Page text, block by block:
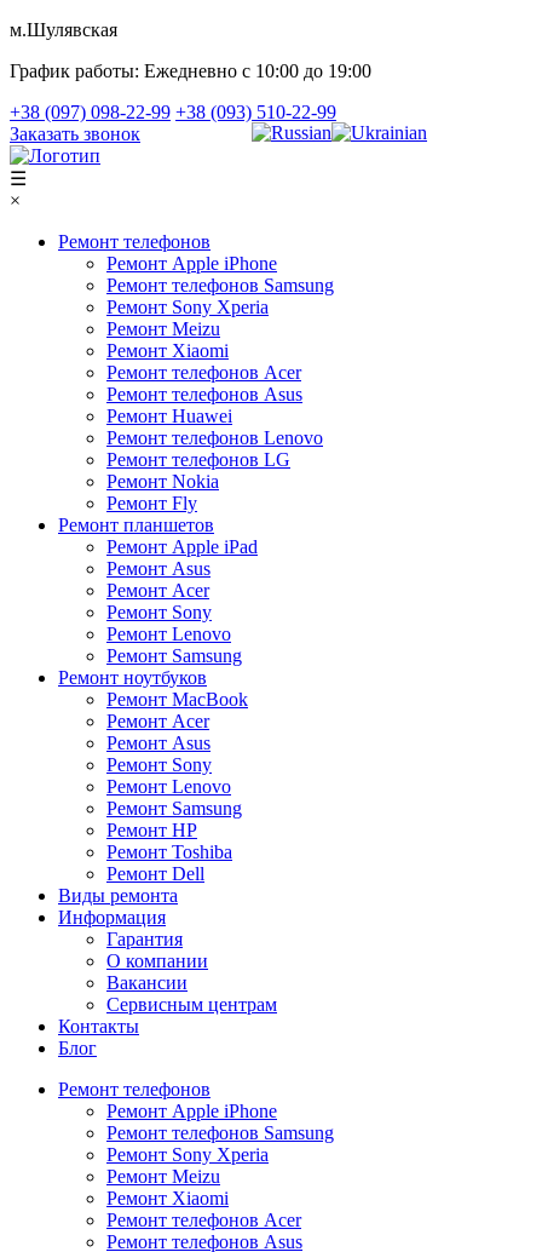
м.Шулявская
График работы: Ежедневно с 10:00 до 19:00
+38 (097) 098-22-99 +38 (093) 510-22-99
Заказать звонок
☰
×
Ремонт телефонов
Ремонт Apple iPhone
Ремонт телефонов Samsung
Ремонт Sony Xperia
Ремонт Meizu
Ремонт Xiaomi
Ремонт телефонов Acer
Ремонт телефонов Asus
Ремонт Huawei
Ремонт телефонов Lenovo
Ремонт телефонов LG
Ремонт Nokia
Ремонт Fly
Ремонт планшетов
Ремонт Apple iPad
Ремонт Asus
Ремонт Acer
Ремонт Sony
Ремонт Lenovo
Ремонт Samsung
Ремонт ноутбуков
Ремонт MacBook
Ремонт Acer
Ремонт Asus
Ремонт Sony
Ремонт Lenovo
Ремонт Samsung
Ремонт HP
Ремонт Toshiba
Ремонт Dell
Виды ремонта
Информация
Гарантия
О компании
Вакансии
Сервисным центрам
Контакты
Блог
Ремонт телефонов
Ремонт Apple iPhone
Ремонт телефонов Samsung
Ремонт Sony Xperia
Ремонт Meizu
Ремонт Xiaomi
Ремонт телефонов Acer
Ремонт телефонов Asus